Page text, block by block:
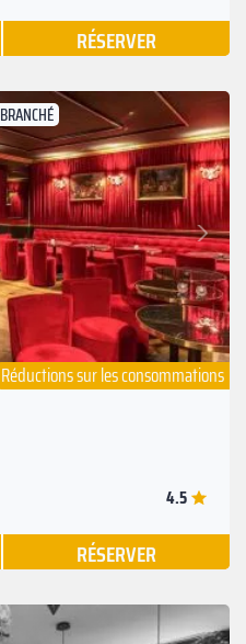
RÉSERVER
BRANCHÉ
Suivant
Réductions sur les consommations
4.5
RÉSERVER